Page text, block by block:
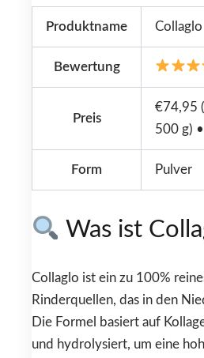
Produktname Collaglo
Bewertung
Preis
€74,95
500 g)
Form Pulver
Was ist
Collaglo ist ein zu 100%
Rinderquellen, das in den
Die Formel basiert auf
und hydrolysiert, um eine